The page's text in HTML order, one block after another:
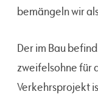
bemängeln wir
Der im Bau
zweifelsohne für
Verkehrsprojekt